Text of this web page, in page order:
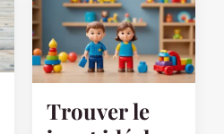
Trouver le